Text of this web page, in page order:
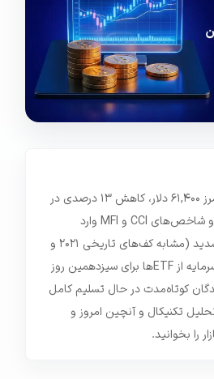
بیت‌کوین با سقوط به مرز ۶۱,۴۰۰ دلار، کاهش ۱۳ درصدی در
یک هفته را تجربه کرده و شاخص‌های CCI و MFI وارد
محدوده اشباع فروش شدید (مشابه کف‌های تاریخی ۲۰۲۱ و
۲۰۲۲) شدهاند. خروج سرمایه از ETFها برای سیزدهمین روز
کوتاه‌مدت در حال تسلیم کامل
تکنیکال و آنچین امروز و
را بخوانید.